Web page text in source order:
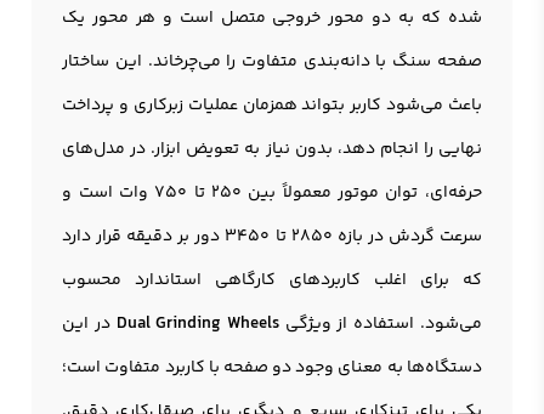
شده که به دو محور خروجی متصل است و هر محور یک
صفحه سنگ با دانه‌بندی متفاوت را می‌چرخاند. این ساختار
باعث می‌شود کاربر بتواند همزمان عملیات زبرکاری و پرداخت
نهایی را انجام دهد، بدون نیاز به تعویض ابزار. در مدل‌های
حرفه‌ای، توان موتور معمولاً بین 250 تا 750 وات است و
سرعت گردش در بازه 2850 تا 3450 دور بر دقیقه قرار دارد
که برای اغلب کاربردهای کارگاهی استاندارد محسوب
می‌شود. استفاده از ویژگی Dual Grinding Wheels در این
دستگاه‌ها به معنای وجود دو صفحه با کاربرد متفاوت است؛